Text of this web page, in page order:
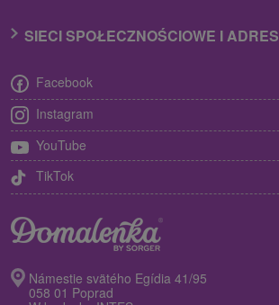
SIECI SPOŁECZNOŚCIOWE I ADRES
Facebook
Instagram
YouTube
TikTok
Námestie svätého Egídia 41/95
058 01 Poprad